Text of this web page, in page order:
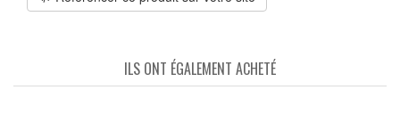
ILS ONT ÉGALEMENT ACHETÉ